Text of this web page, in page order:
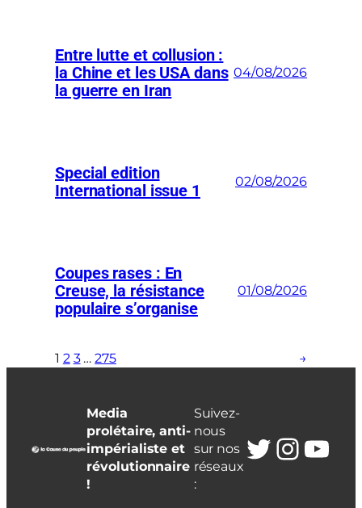
Entre lutte et collusion :
la Chine et les USA dans
la guerre en Iran
04/08/2026
Special edition
International issue 1
02/08/2026
Coupes rases : En
Creuse, la résistance
populaire s’organise
01/08/2026
1 2 3 … 275 →
Media
prolétaire, anti-
impérialiste et
révolutionnaire
!
Suivez-
nous
sur nos
réseaux
:
Twitter